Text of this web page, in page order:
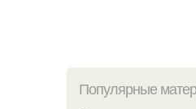
Популярные